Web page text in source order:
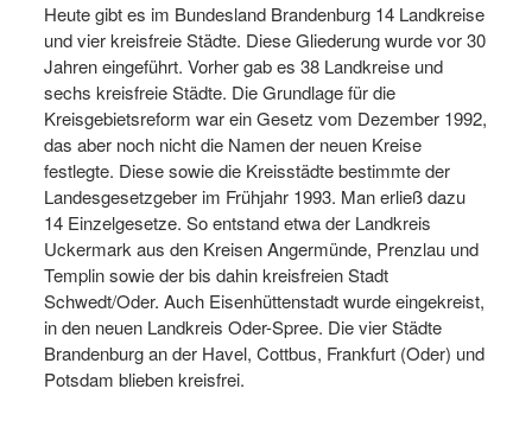
Heute gibt es im Bundesland Brandenburg 14 Landkreise
und vier kreisfreie Städte. Diese Gliederung wurde vor 30
Jahren eingeführt. Vorher gab es 38 Landkreise und
sechs kreisfreie Städte. Die Grundlage für die
Kreisgebietsreform war ein Gesetz vom Dezember 1992,
das aber noch nicht die Namen der neuen Kreise
festlegte. Diese sowie die Kreisstädte bestimmte der
Landesgesetzgeber im Frühjahr 1993. Man erließ dazu
14 Einzelgesetze. So entstand etwa der Landkreis
Uckermark aus den Kreisen Angermünde, Prenzlau und
Templin sowie der bis dahin kreisfreien Stadt
Schwedt/Oder. Auch Eisenhüttenstadt wurde eingekreist,
in den neuen Landkreis Oder-Spree. Die vier Städte
Brandenburg an der Havel, Cottbus, Frankfurt (Oder) und
Potsdam blieben kreisfrei.